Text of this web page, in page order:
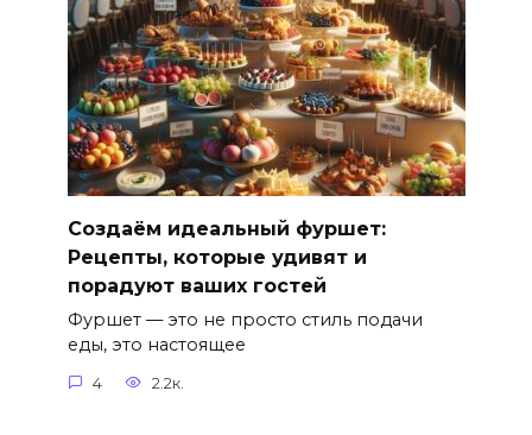
Создаём идеальный фуршет:
Рецепты, которые удивят и
порадуют ваших гостей
Фуршет — это не просто стиль подачи
еды, это настоящее
4 2.2к.